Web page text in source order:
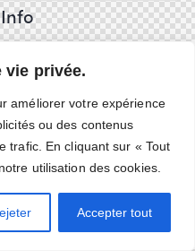
vie privée.
améliorer votre expérience
ou des contenus
trafic. En cliquant sur « Tout
utilisation des cookies.
Accepter tout